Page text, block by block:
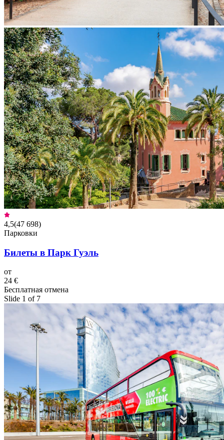
4,5(47 698)
Парковки
Билеты в Парк Гуэль
от
24 €
Бесплатная отмена
Slide 1 of 7